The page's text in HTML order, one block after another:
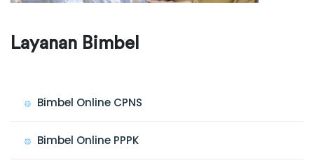
Layanan Bimbel
Bimbel Online CPNS
Bimbel Online PPPK